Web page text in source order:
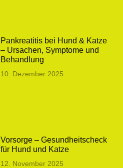
Pankreatitis bei Hund & Katze
– Ursachen, Symptome und
Behandlung
10. Dezember 2025
Vorsorge – Gesundheitscheck
für Hund und Katze
12. November 2025